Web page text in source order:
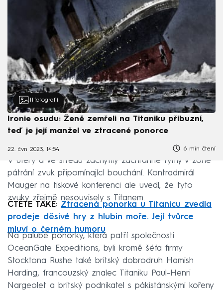
11 fotografií
Ironie osudu: Ženě zemřeli na Titaniku příbuzní,
teď je její manžel ve ztracené ponorce
22. čvn 2023, 14:54 6 min čtení
V úterý a ve středu zachytily záchranné týmy v zóně
pátrání zvuk připomínající bouchání. Kontradmirál
Mauger na tiskové konferenci ale uvedl, že tyto
zvuky zřejmě nesouvisely s Titanem.
ČTĚTE TAKÉ: Ztracená ponorka u Titanicu zvedla
prodeje děsivé hry z hlubin moře. Její tvůrce
mluví o černém humoru
Na palubě ponorky, která patří společnosti
OceanGate Expeditions, byli kromě šéfa firmy
Stocktona Rushe také britský dobrodruh Hamish
Harding, francouzský znalec Titaniku Paul-Henri
Nargeolet a britský podnikatel s pákistánskými kořeny